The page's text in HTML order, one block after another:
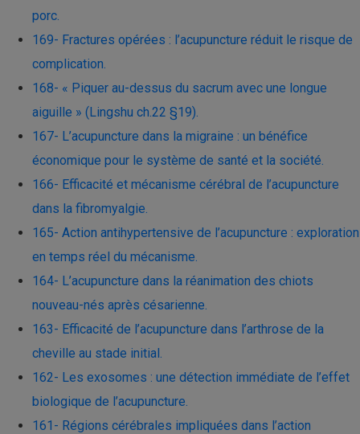
porc.
169- Fractures opérées : l’acupuncture réduit le risque de
complication.
168- « Piquer au-dessus du sacrum avec une longue
aiguille » (Lingshu ch.22 §19).
167- L’acupuncture dans la migraine : un bénéfice
économique pour le système de santé et la société.
166- Efficacité et mécanisme cérébral de l’acupuncture
dans la fibromyalgie.
165- Action antihypertensive de l’acupuncture : exploration
en temps réel du mécanisme.
164- L’acupuncture dans la réanimation des chiots
nouveau-nés après césarienne.
163- Efficacité de l’acupuncture dans l’arthrose de la
cheville au stade initial.
162- Les exosomes : une détection immédiate de l’effet
biologique de l’acupuncture.
161- Régions cérébrales impliquées dans l’action